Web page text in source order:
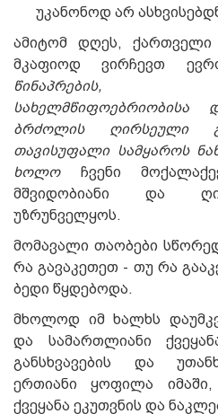
უკანონოდ არ
ამიტომ დღეს,
მკაფიოდ ვირჩევთ
წინაპრების,
სახელმწიფოებრიობისა
ბრძოლის ღირსეული
თავისუფალი სამყაროს
ხოლოჩვენი
მშვიდობიანი და
უზრუნველყოს.
მომავალი თაობები
რა გავაკეთეთ - თუ რა
ბედი წყდებოდა.
მხოლოდ იმ ხალხს
და სამართლიანი
განსხვავების და
ერთიანი ყოფილა
ქვეყანა ეკუთვნის და